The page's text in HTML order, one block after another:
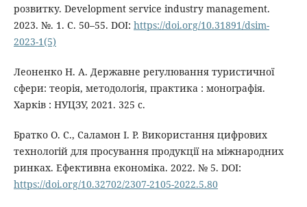
розвитку. Development service industry management.
2023. №. 1. С. 50–55. DOI: https://doi.org/10.31891/dsim-
2023-1(5)
Леоненко Н. А. Державне регулювання туристичної
сфери: теорія, методологія, практика : монографія.
Харків : НУЦЗУ, 2021. 325 с.
Братко О. С., Саламон І. Р. Використання цифрових
технологій для просування продукції на міжнародних
ринках. Ефективна економіка. 2022. № 5. DOI:
https://doi.org/10.32702/2307-2105-2022.5.80